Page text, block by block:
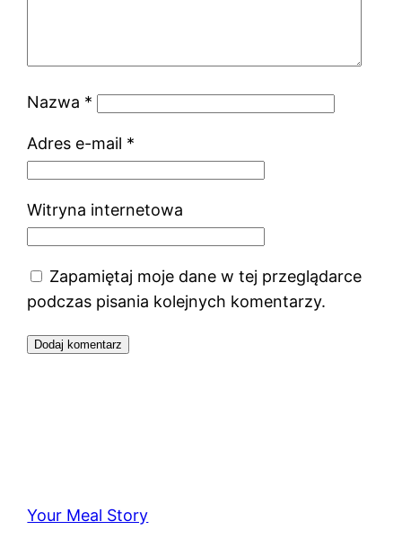
Nazwa *
Adres e-mail *
Witryna internetowa
Zapamiętaj moje dane w tej przeglądarce
podczas pisania kolejnych komentarzy.
Your Meal Story